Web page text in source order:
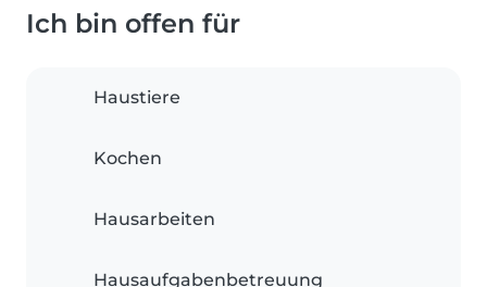
Ich bin offen für
Haustiere
Kochen
Hausarbeiten
Hausaufgabenbetreuung